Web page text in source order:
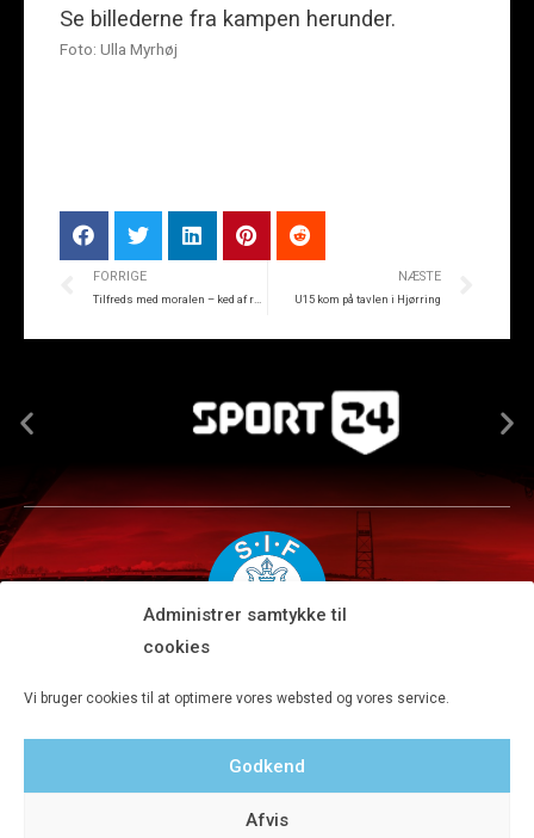
Administrer samtykke til
cookies
Vi bruger cookies til at optimere vores websted og vores service.
Godkend
Afvis
Se billederne fra kampen herunder.
Foto: Ulla Myrhøj
FORRIGE NÆSTE
U15 kom på tavlen i Hjørring
Tlf 8680 4477 · Fax 8680 4647 · Kontortid man-fre kl. 9-15